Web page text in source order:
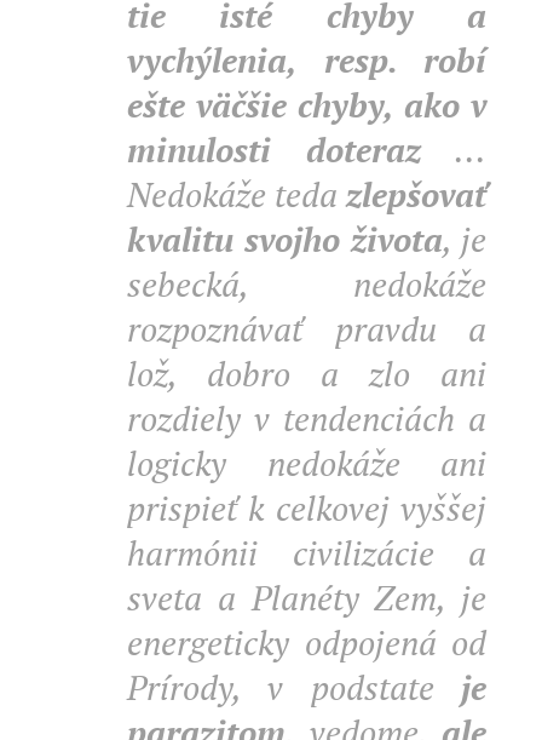
tie isté chyby a
vychýlenia, resp. robí
ešte väčšie chyby, ako v
minulosti doteraz ...
Nedokáže tedazlepšovať
kvalitu svojho života, je
sebecká, nedokáže
rozpoznávať pravdu a
lož, dobro a zlo ani
rozdiely v tendenciách a
logicky nedokáže ani
prispieť k celkovej vyššej
harmónii civilizácie a
sveta a Planéty Zem, je
energeticky odpojená od
Prírody, v podstate je